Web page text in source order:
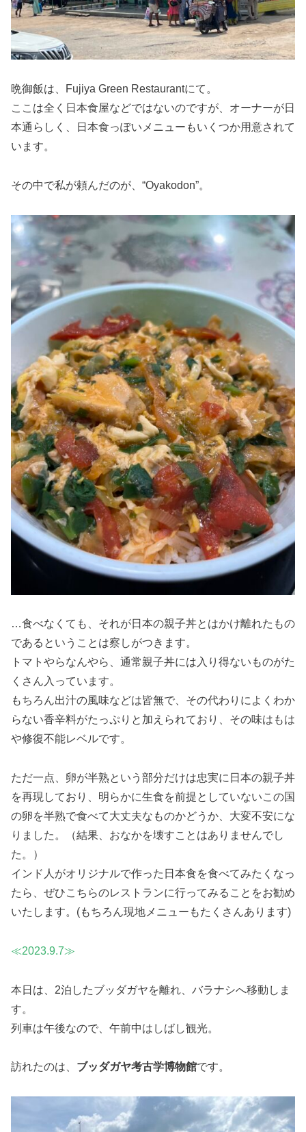
晩御飯は、Fujiya Green Restaurantにて。
ここは全く日本食屋などではないのですが、オーナーが日
本通らしく、日本食っぽいメニューもいくつか用意されて
います。
その中で私が頼んだのが、“Oyakodon”。
…食べなくても、それが日本の親子丼とはかけ離れたもの
であるということは察しがつきます。
トマトやらなんやら、通常親子丼には入り得ないものがた
くさん入っています。
もちろん出汁の風味などは皆無で、その代わりによくわか
らない香辛料がたっぷりと加えられており、その味はもは
や修復不能レベルです。
ただ一点、卵が半熟という部分だけは忠実に日本の親子丼
を再現しており、明らかに生食を前提としていないこの国
の卵を半熟で食べて大丈夫なものかどうか、大変不安にな
りました。（結果、おなかを壊すことはありませんでし
た。）
インド人がオリジナルで作った日本食を食べてみたくなっ
たら、ぜひこちらのレストランに行ってみることをお勧め
いたします。(もちろん現地メニューもたくさんあります)
≪2023.9.7≫
本日は、2泊したブッダガヤを離れ、バラナシへ移動しま
す。
列車は午後なので、午前中はしばし観光。
訪れたのは、 ブッダガヤ考古学博物館です。